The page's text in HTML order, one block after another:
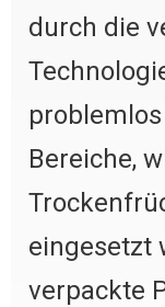
durch die
Bereiche,
eingesetzt
verpackte